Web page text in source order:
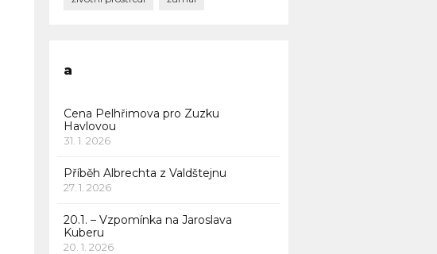
a
Cena Pelhřimova pro Zuzku
Havlovou
31. 1. 2026
Příběh Albrechta z Valdštejnu
27. 1. 2026
20.1. – Vzpomínka na Jaroslava
Kuberu
20. 1. 2026